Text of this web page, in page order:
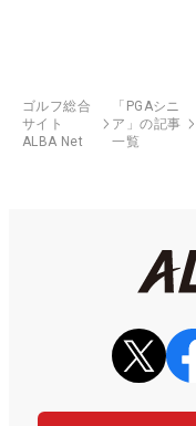
ゴルフ総合
サイト
ALBA Net
「PGAシニ
ア」の記事
一覧